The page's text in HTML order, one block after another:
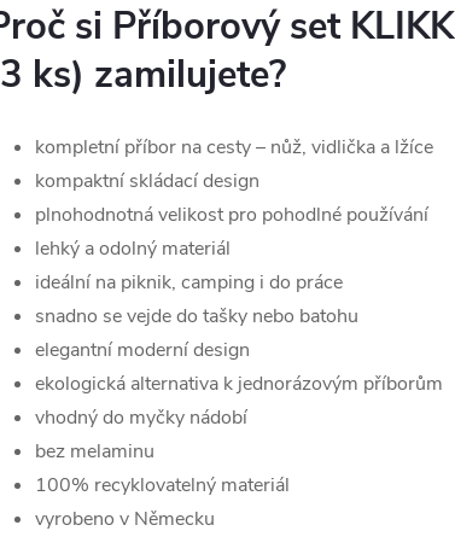
si Příborový set KLIKK
ks) zamilujete?
kompletní příbor na cesty – nůž, vidlička a lžíce
kompaktní skládací design
plnohodnotná velikost pro pohodlné používání
lehký a odolný materiál
ideální na piknik, camping i do práce
snadno se vejde do tašky nebo batohu
elegantní moderní design
ekologická alternativa k jednorázovým příborům
vhodný do myčky nádobí
bez melaminu
100% recyklovatelný materiál
vyrobeno v Německu